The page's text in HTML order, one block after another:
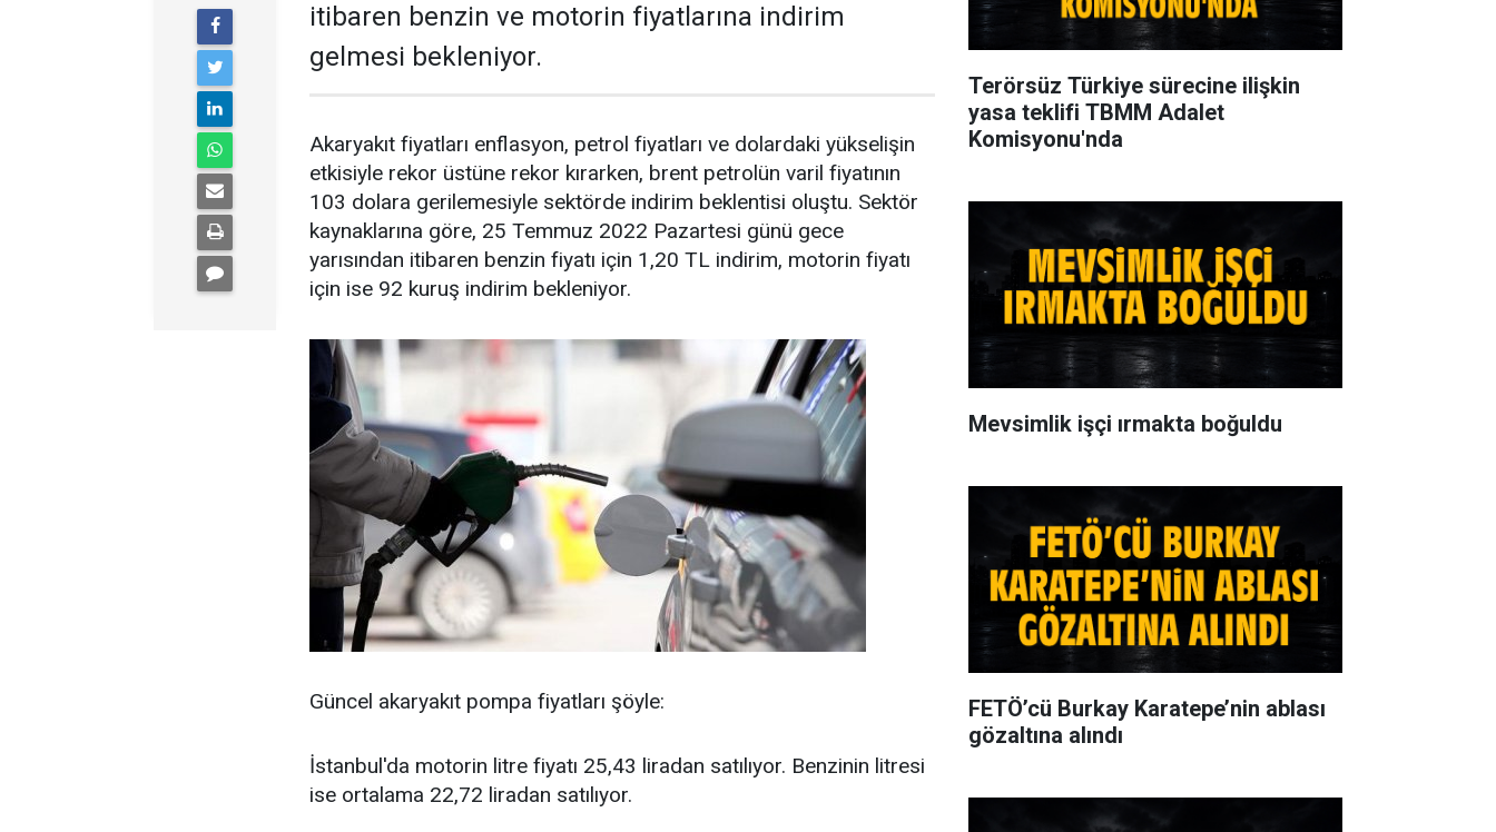
itibaren benzin ve motorin fiyatlarına indirim
gelmesi bekleniyor.
Akaryakıt fiyatları enflasyon, petrol fiyatları ve dolardaki yükselişin
etkisiyle rekor üstüne rekor kırarken, brent petrolün varil fiyatının
103 dolara gerilemesiyle sektörde indirim beklentisi oluştu. Sektör
kaynaklarına göre, 25 Temmuz 2022 Pazartesi günü gece
yarısından itibaren benzin fiyatı için 1,20 TL indirim, motorin fiyatı
için ise 92 kuruş indirim bekleniyor.
Güncel akaryakıt pompa fiyatları şöyle:
İstanbul'da motorin litre fiyatı 25,43 liradan satılıyor. Benzinin litresi
ise ortalama 22,72 liradan satılıyor.
Terörsüz Türkiye sürecine ilişkin
yasa teklifi TBMM Adalet
Komisyonu'nda
Mevsimlik işçi ırmakta boğuldu
FETÖ’cü Burkay Karatepe’nin ablası
gözaltına alındı